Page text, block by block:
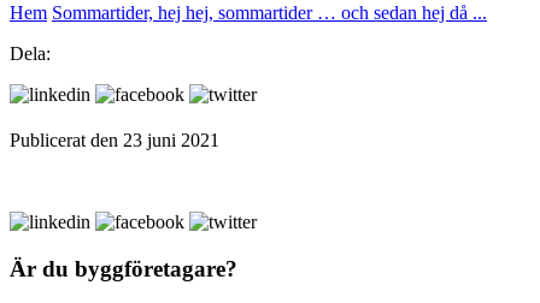
Hem Sommartider, hej hej, sommartider … och sedan hej då ...
Dela:
Publicerat den 23 juni 2021
Är du byggföretagare?